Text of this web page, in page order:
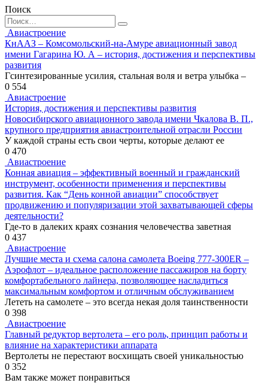
Поиск
Search
for:
Авиастроение
КнААЗ – Комсомольский-на-Амуре авиационный завод
имени Гагарина Ю. А – история, достижения и перспективы
развития
Гсинтезированные усилия, стальная воля и ветра улыбка –
0 554
Авиастроение
История, достижения и перспективы развития
Новосибирского авиационного завода имени Чкалова В. П.,
крупного предприятия авиастроительной отрасли России
У каждой страны есть свои черты, которые делают ее
0 470
Авиастроение
Конная авиация – эффективный военный и гражданский
инструмент, особенности применения и перспективы
развития. Как “День конной авиации” способствует
продвижению и популяризации этой захватывающей сферы
деятельности?
Где-то в далеких краях сознания человечества заветная
0 437
Авиастроение
Лучшие места и схема салона самолета Boeing 777-300ER –
Аэрофлот – идеальное расположение пассажиров на борту
комфортабельного лайнера, позволяющее насладиться
максимальным комфортом и отличным обслуживанием
Лететь на самолете – это всегда некая доля таинственности
0 398
Авиастроение
Главный редуктор вертолета – его роль, принцип работы и
влияние на характеристики аппарата
Вертолеты не перестают восхищать своей уникальностью
0 352
Вам также может понравиться